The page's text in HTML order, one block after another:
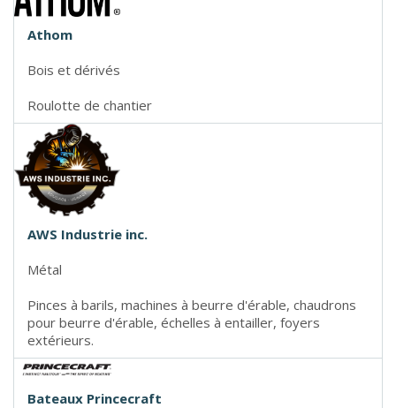
Athom
Bois et dérivés
Roulotte de chantier
AWS Industrie inc.
Métal
Pinces à barils, machines à beurre d'érable, chaudrons
pour beurre d'érable, échelles à entailler, foyers
extérieurs.
Bateaux Princecraft